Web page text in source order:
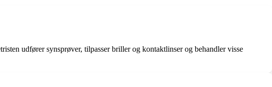
udfører synsprøver, tilpasser briller og kontaktlinser og behandler visse